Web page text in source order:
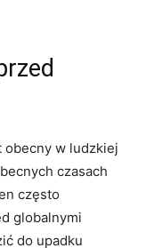
obecny w ludzkiej
czasach
często
globalnymi
do upadku